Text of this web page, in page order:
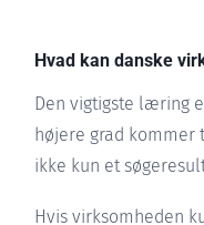
Hvad kan danske
Den vigtigste læring
højere grad
ikke kun et
Hvis virksomheden